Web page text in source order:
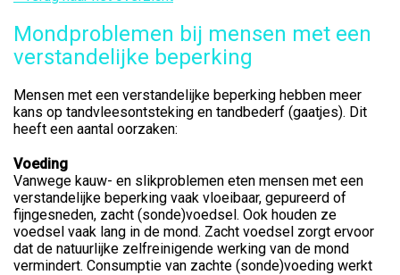
Mondproblemen bij mensen met een
verstandelijke beperking
Mensen met een verstandelijke beperking hebben meer
kans op tandvleesontsteking en tandbederf (gaatjes). Dit
heeft een aantal oorzaken:
Voeding
Vanwege kauw- en slikproblemen eten mensen met een
verstandelijke beperking vaak vloeibaar, gepureerd of
fijngesneden, zacht (sonde)voedsel. Ook houden ze
voedsel vaak lang in de mond. Zacht voedsel zorgt ervoor
dat de natuurlijke zelfreinigende werking van de mond
vermindert. Consumptie van zachte (sonde)voeding werkt